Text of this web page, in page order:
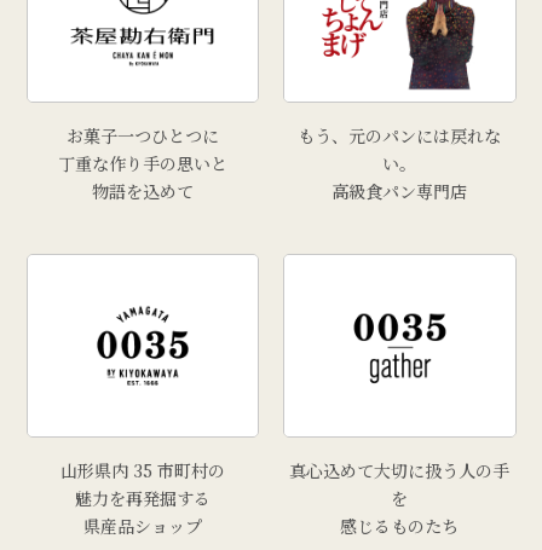
お菓子一つひとつに
丁重な作り手の思いと
物語を込めて
もう、元のパンには戻れな
い。
高級食パン専門店
山形県内 35 市町村の
魅力を再発掘する
県産品ショップ
真心込めて大切に扱う人の手
を
感じるものたち